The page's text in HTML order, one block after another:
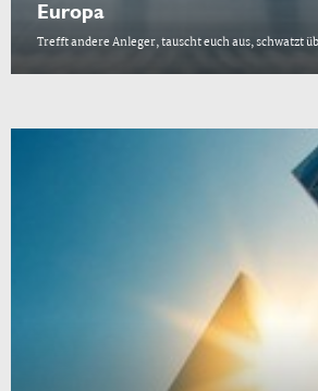
Europa
Trefft andere Anleger, tauscht euch aus, schwatzt